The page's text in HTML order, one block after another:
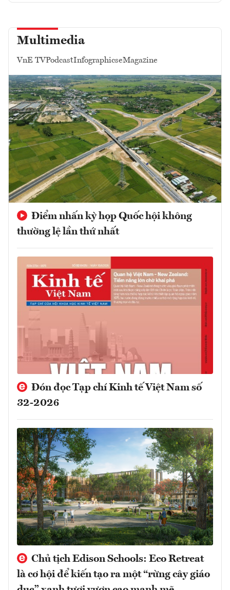
Multimedia
VnE TVPodcastInfographicseMagazine
Điểm nhấn kỳ họp Quốc hội không
thường lệ lần thứ nhất
Đón đọc Tạp chí Kinh tế Việt Nam số
32-2026
Chủ tịch Edison Schools: Eco Retreat
là cơ hội để kiến tạo ra một “rừng cây giáo